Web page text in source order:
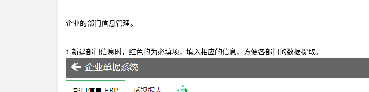
企业的部门信息管理。
1.新建部门信息时，红色的为必填项，填入相应的信息，方便各部门的数据提取。